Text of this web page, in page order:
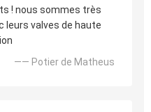
! nous sommes très
valves de haute
—— Potier de Matheus